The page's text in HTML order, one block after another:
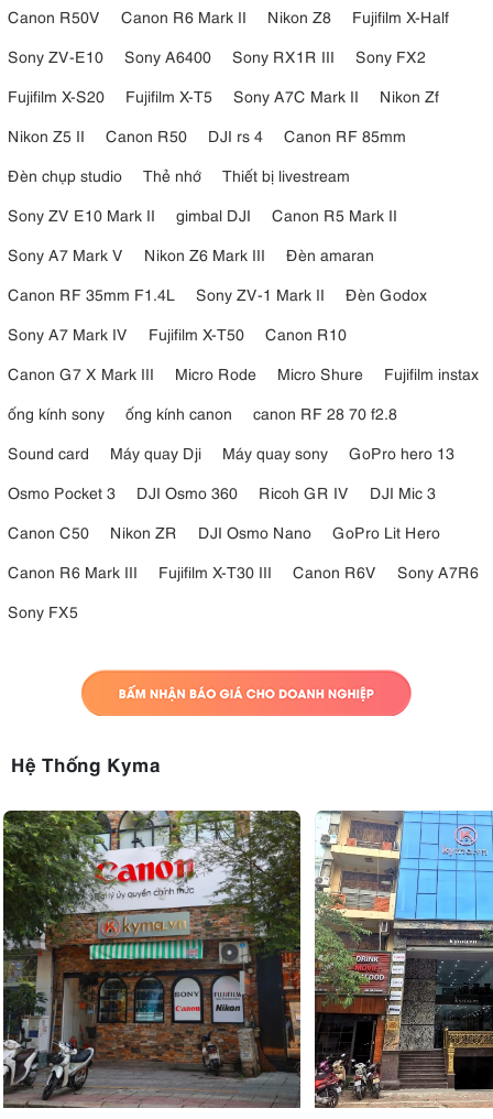
Canon R50V
Canon R6 Mark II Nikon Z8
Fujifilm X-Half
Sony ZV-E10
Sony A6400 Sony RX1R III
Sony FX2
Fujifilm X-S20
Fujifilm X-T5 Sony A7C Mark II
Nikon Zf
Nikon Z5 II
Canon R50 DJI rs 4
Canon RF 85mm
Đèn chụp studio
Thẻ nhớ
Thiết bị livestream
Sony ZV E10 Mark II
gimbal DJI
Canon R5 Mark II
Sony A7 Mark V
Nikon Z6 Mark III
Đèn amaran
Canon RF 35mm F1.4L
Sony ZV-1 Mark II
Đèn Godox
Sony A7 Mark IV
Fujifilm X-T50
Canon R10
Canon G7 X Mark III
Micro Rode Micro Shure
Fujifilm instax
ống kính sony
ống kính canon
canon RF 28 70 f2.8
Sound card
Máy quay Dji Máy quay sony
GoPro hero 13
Osmo Pocket 3
DJI Osmo 360 Ricoh GR IV
DJI Mic 3
Canon C50
Nikon ZR DJI Osmo Nano
GoPro Lit Hero
Canon R6 Mark III
Fujifilm X-T30 III Canon R6V
Sony A7R6
Sony FX5
Hệ Thống Kyma